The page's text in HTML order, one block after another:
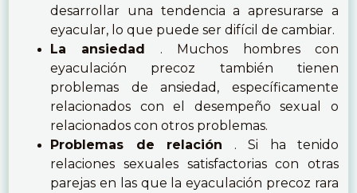
desarrollar una tendencia a apresurarse a
eyacular, lo que puede ser difícil de cambiar.
La ansiedad . Muchos hombres con
eyaculación precoz también tienen
problemas de ansiedad, específicamente
relacionados con el desempeño sexual o
relacionados con otros problemas.
Problemas de relación . Si ha tenido
relaciones sexuales satisfactorias con otras
parejas en las que la eyaculación precoz rara